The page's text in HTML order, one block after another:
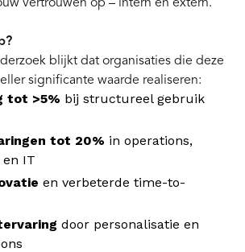
blijkt dat organisaties die deze
significante waarde realiseren:
tot >5% bij structureel gebruik
tot 20% in operations,
IT
en verbeterde time-to-
door personalisatie en